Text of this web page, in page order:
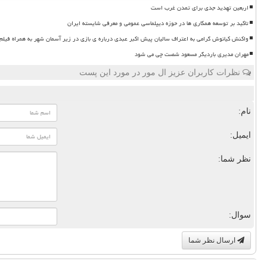
اربعین تهدید جدی برای تمدن غرب است
تاکید بر توسعه همکاری ها در حوزه دیپلماسی عمومی و معرفی شایسته ایران
واکنش کیانوش گرامی به اعتراف سالیان پیش اکبر عبدی درباره ی بازی در زیر آسمان شهر به همراه فیلم
مهران مدیری باردیگر مسعود شصت چی می شود
نظرات کاربران عزیز ال مور در مورد این پست
نام:
ایمیل:
نظر شما:
سوال:
ارسال نظر شما